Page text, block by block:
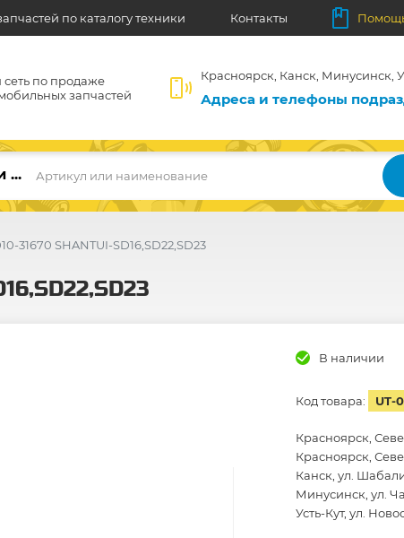
по каталогу техники Контакты
по продаже
запчастей
Красноярск, Канск, Минусинск,
Адреса и телефоны
Артикул или наименование
31670 SHANTUI-SD16,SD22,SD23
В наличии
Код товара: UT-
Красноярск,
Красноярск,
Канск, ул.
Минусинск, ул.
Усть-Кут, ул.